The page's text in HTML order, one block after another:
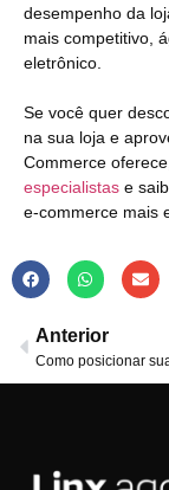
desempenho da
mais competitivo,
eletrônico.
Se você quer
na sua loja e
Commerce
especialistas e
e-commerce mais
Anterior